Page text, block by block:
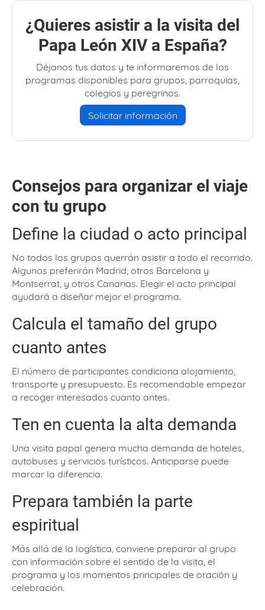
¿Quieres asistir a la visita del
Papa León XIV a España?
Déjanos tus datos y te informaremos de los
programas disponibles para grupos, parroquias,
colegios y peregrinos.
Solicitar información
Consejos para organizar el viaje
con tu grupo
Define la ciudad o acto principal
No todos los grupos querrán asistir a todo el recorrido.
Algunos preferirán Madrid, otros Barcelona y
Montserrat, y otros Canarias. Elegir el acto principal
ayudará a diseñar mejor el programa.
Calcula el tamaño del grupo
cuanto antes
El número de participantes condiciona alojamiento,
transporte y presupuesto. Es recomendable empezar
a recoger interesados cuanto antes.
Ten en cuenta la alta demanda
Una visita papal genera mucha demanda de hoteles,
autobuses y servicios turísticos. Anticiparse puede
marcar la diferencia.
Prepara también la parte
espiritual
Más allá de la logística, conviene preparar al grupo
con información sobre el sentido de la visita, el
programa y los momentos principales de oración y
celebración.